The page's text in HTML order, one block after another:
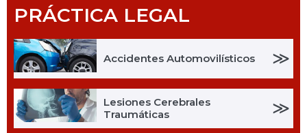
PRÁCTICA LEGAL
Accidentes Automovilísticos ≫
Lesiones Cerebrales
Traumáticas
≫